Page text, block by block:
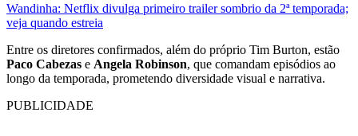
Wandinha: Netflix divulga primeiro trailer sombrio da 2ª temporada;
veja quando estreia
Entre os diretores confirmados, além do próprio Tim Burton, estão
Paco Cabezas e Angela Robinson, que comandam episódios ao
longo da temporada, prometendo diversidade visual e narrativa.
PUBLICIDADE